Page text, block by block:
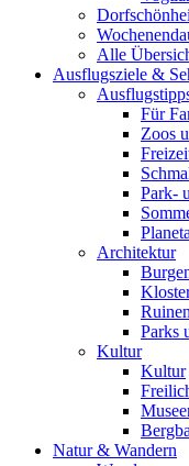
Alle
Ausflugsziele &
Für
Zoos
Park-
Architektur
Ruinen
Parks
Kultur
Kultur
Natur & Wandern